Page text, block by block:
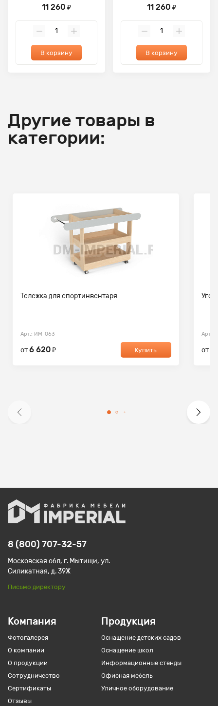
11 260 ₽
В корзину
11 260 ₽
В корзину
Другие товары в
категории:
Тележка для спортинвентаря
Арт.: ИМ-063
от6 620₽ Купить
Арт.:
от
Компания
Фотогалерея
О компании
О продукции
Сотрудничество
Сертификаты
Отзывы
Продукция
Оснащение детских садов
Оснащение школ
Информационные стенды
Офисная мебель
Уличное оборудование
8 (800) 707-32-57
Московская обл, г. Мытищи, ул.
Силикатная, д. 39Ж
Письмо директору